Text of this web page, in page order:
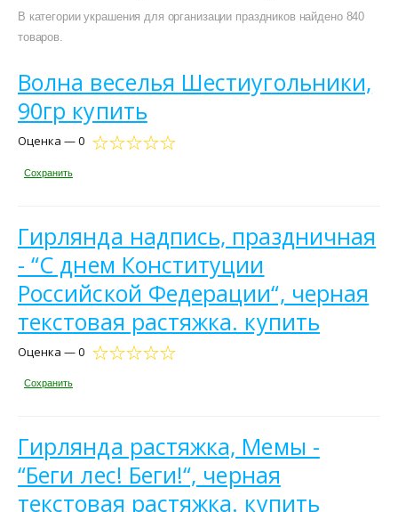
В категории украшения для организации праздников найдено 840
товаров.
Волна веселья Шестиугольники,
90гр купить
Оценка — 0
Сохранить
Гирлянда надпись, праздничная
- “С днем Конституции
Российской Федерации“, черная
текстовая растяжка. купить
Оценка — 0
Сохранить
Гирлянда растяжка, Мемы -
“Беги лес! Беги!“, черная
текстовая растяжка. купить